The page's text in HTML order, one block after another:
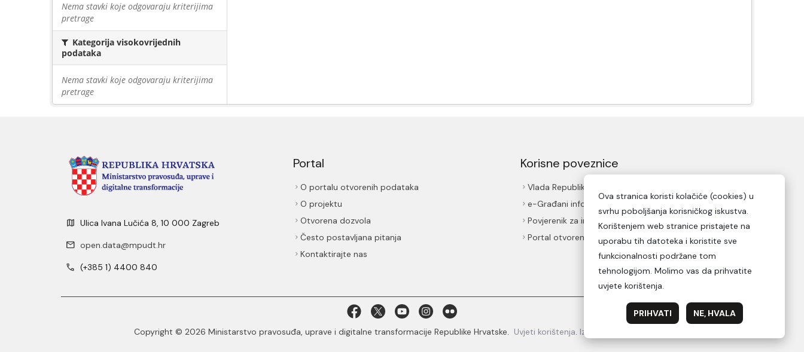
Nema stavki koje odgovaraju kriterijima
pretrage
Kategorija visokovrijednih
podataka
Nema stavki koje odgovaraju kriterijima
pretrage